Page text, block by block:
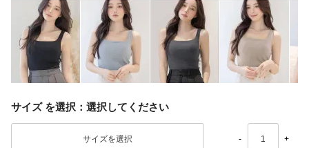
サイズ 選択してください
- +